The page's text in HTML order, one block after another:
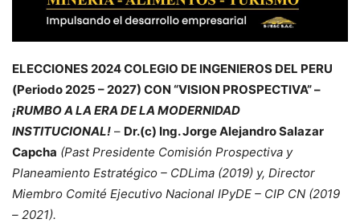
ELECCIONES 2024 COLEGIO DE INGENIEROS DEL PERU
(Periodo 2025 – 2027) CON “VISION PROSPECTIVA” –
¡RUMBO A LA ERA DE LA MODERNIDAD
INSTITUCIONAL! – Dr.(c) Ing. Jorge Alejandro Salazar
Capcha (Past Presidente Comisión Prospectiva y
Planeamiento Estratégico – CDLima (2019) y, Director
Miembro Comité Ejecutivo Nacional IPyDE – CIP CN (2019
– 2021).